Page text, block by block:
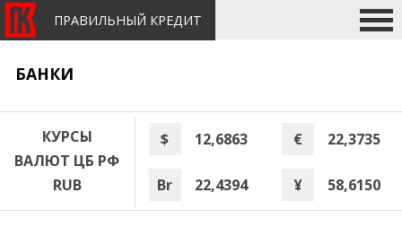
ПРАВИЛЬНЫЙ КРЕДИТ
БАНКИ
КУРСЫ
ВАЛЮТ ЦБ РФ
RUB
$ 12,6863 € 22,3735
Br 22,4394 ¥ 58,6150